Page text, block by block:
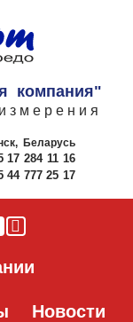
компания"
Беларусь
17 284 11 16
44 777 25 17
Новости